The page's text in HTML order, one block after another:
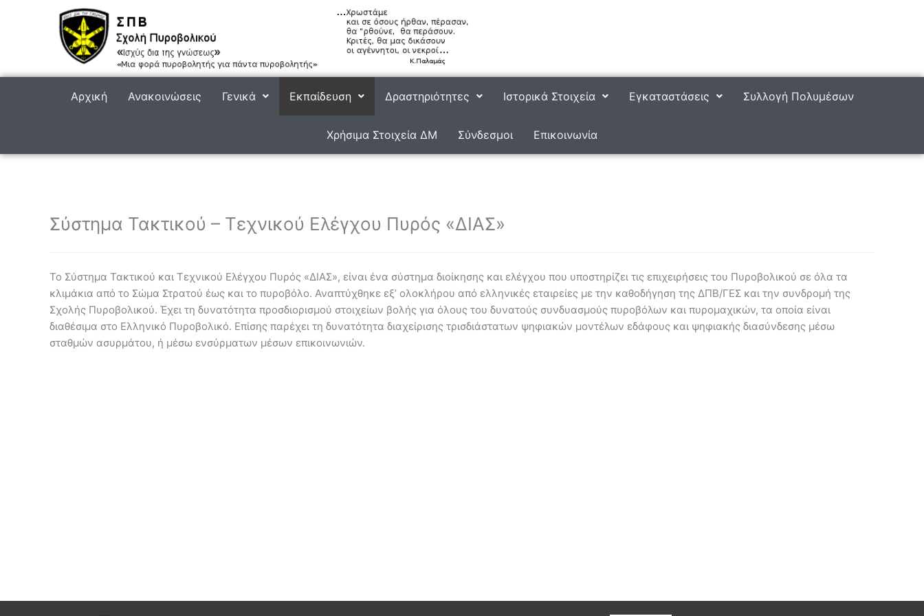
περιεχόμενο
Αρχική Ανακοινώσεις Γενικά Εκπαίδευση Δραστηριότητες Ιστορικά Στοιχεία Εγκαταστάσεις Συλλογή Πολυμέσων
Χρήσιμα Στοιχεία ΔΜ Σύνδεσμοι Επικοινωνία
Σύστημα Τακτικού – Τεχνικού Ελέγχου Πυρός «ΔΙΑΣ»
Το Σύστημα Τακτικού και Τεχνικού Ελέγχου Πυρός «ΔΙΑΣ», είναι ένα σύστημα διοίκησης και ελέγχου που υποστηρίζει τις επιχειρήσεις του Πυροβολικού σε όλα τα
κλιμάκια από το Σώμα Στρατού έως και το πυροβόλο. Αναπτύχθηκε εξ’ ολοκλήρου από ελληνικές εταιρείες με την καθοδήγηση της ΔΠΒ/ΓΕΣ και την συνδρομή της
Σχολής Πυροβολικού. Έχει τη δυνατότητα προσδιορισμού στοιχείων βολής για όλους του δυνατούς συνδυασμούς πυροβόλων και πυρομαχικών, τα οποία είναι
διαθέσιμα στο Ελληνικό Πυροβολικό. Επίσης παρέχει τη δυνατότητα διαχείρισης τρισδιάστατων ψηφιακών μοντέλων εδάφους και ψηφιακής διασύνδεσης μέσω
σταθμών ασυρμάτου, ή μέσω ενσύρματων μέσων επικοινωνιών.